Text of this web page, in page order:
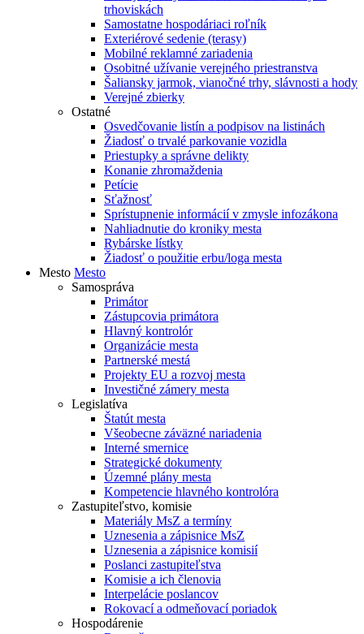
trhoviskách
Samostatne hospodáriaci roľník
Exteriérové sedenie (terasy)
Mobilné reklamné zariadenia
Osobitné užívanie verejného priestranstva
Šaliansky jarmok, vianočné trhy, slávnosti a hody
Verejné zbierky
Ostatné
Osvedčovanie listín a podpisov na listinách
Žiadosť o trvalé parkovanie vozidla
Priestupky a správne delikty
Konanie zhromaždenia
Petície
Sťažnosť
Sprístupnenie informácií v zmysle infozákona
Nahliadnutie do kroniky mesta
Rybárske lístky
Žiadosť o použitie erbu/loga mesta
Mesto Mesto
Samospráva
Primátor
Zástupcovia primátora
Hlavný kontrolór
Organizácie mesta
Partnerské mestá
Projekty EU a rozvoj mesta
Investičné zámery mesta
Legislatíva
Štatút mesta
Všeobecne záväzné nariadenia
Interné smernice
Strategické dokumenty
Územné plány mesta
Kompetencie hlavného kontrolóra
Zastupiteľstvo, komisie
Materiály MsZ a termíny
Uznesenia a zápisnice MsZ
Uznesenia a zápisnice komisií
Poslanci zastupiteľstva
Komisie a ich členovia
Interpelácie poslancov
Rokovací a odmeňovací poriadok
Hospodárenie